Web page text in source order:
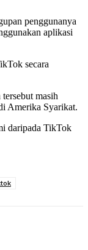
penggunanya
aplikasi
secara
masih
Amerika Syarikat.
daripada TikTok